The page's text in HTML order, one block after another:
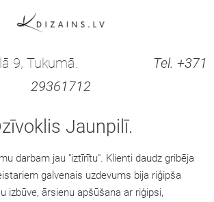
9, Tukumā. Tel. +371
29361712
Jaunpilī.
darbam jau "iztīrītu". Klienti daudz gribēja
galvenais uzdevums bija riģipša
izbūve, ārsienu apšūšana ar riģipsi,